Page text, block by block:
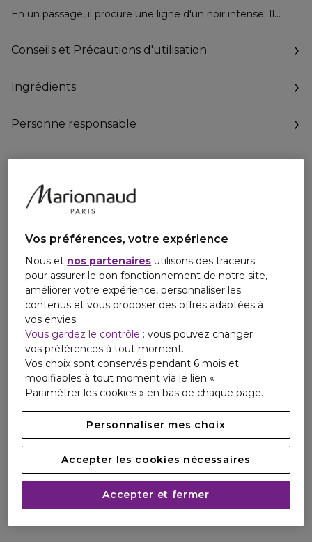
En un passage, il procure une ligne d'un noir intense. Il
Sa pointe feutre à la fois souple et ferme glisse doucement
Une fois fixée, cette ligne, très longue tenue, est
Dès 4 semaines d'application, la qualité des cils est
formule. Même après le démaquillage, les cils nus sont
simplement plus beaux.
aux yeux sensibles et porteurs de lentilles.
Conseils et Précautions d'utilisation
Ingrédients
Personne responsable
Vos préférences, votre expérience
Nous et nos partenaires utilisons des traceurs
pour assurer le bon fonctionnement de notre site,
améliorer votre expérience, personnaliser les
contenus et vous proposer des offres adaptées à
vos envies.
Vous gardez le contrôle : vous pouvez changer
vos préférences à tout moment.
Vos choix sont conservés pendant 6 mois et
modifiables à tout moment via le lien «
Paramétrer les cookies » en bas de chaque page.
Personnaliser mes choix
Accepter les cookies nécessaires
Accepter et fermer